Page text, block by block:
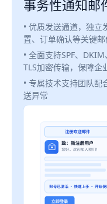
事务性通知邮
• 优质发送通道，独立
置、订单确认等关键
• 全面支持SPF、
TLS加密传输，保障企
• 专属技术支持团队
送异常